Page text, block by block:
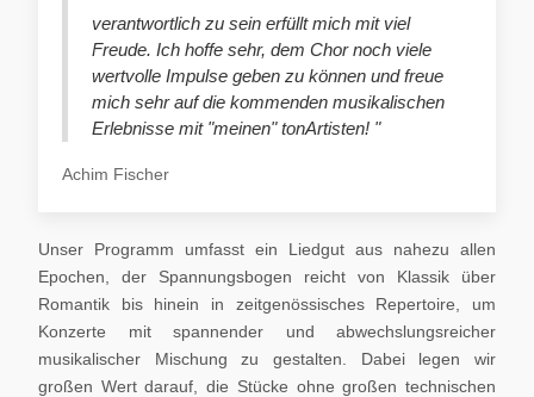
verantwortlich zu sein erfüllt mich mit viel
Freude. Ich hoffe sehr, dem Chor noch viele
wertvolle Impulse geben zu können und freue
mich sehr auf die kommenden musikalischen
Erlebnisse mit "meinen" tonArtisten! "
Achim Fischer
Unser Programm umfasst ein Liedgut aus nahezu allen
Epochen, der Spannungsbogen reicht von Klassik über
Romantik bis hinein in zeitgenössisches Repertoire, um
Konzerte mit spannender und abwechslungsreicher
musikalischer Mischung zu gestalten. Dabei legen wir
großen Wert darauf, die Stücke ohne großen technischen